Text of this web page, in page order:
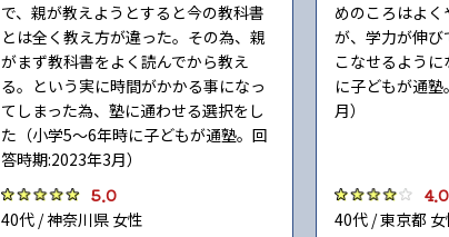
で、親が教えようとすると今の教科書
とは全く教え方が違った。その為、親
がまず教科書をよく読んでから教え
る。という実に時間がかかる事になっ
てしまった為、塾に通わせる選択をし
た（小学5〜6年時に子どもが通塾。回
答時期:2023年3月）
5.0
40代 / 神奈川県 女性
めのころはよ
が、学力が伸び
こなせるよう
に子どもが通
月）
4.0
40代 / 東京都 女